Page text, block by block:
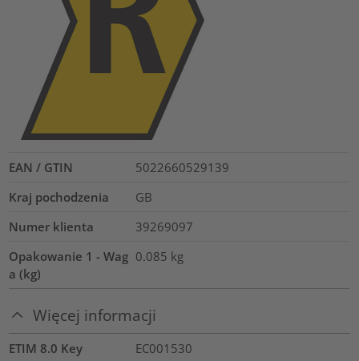
EAN / GTIN
5022660529139
Kraj pochodzenia
GB
Numer klienta
39269097
Opakowanie 1 - Wag
a (kg)
0.085 kg
Więcej informacji
ETIM 8.0 Key EC001530